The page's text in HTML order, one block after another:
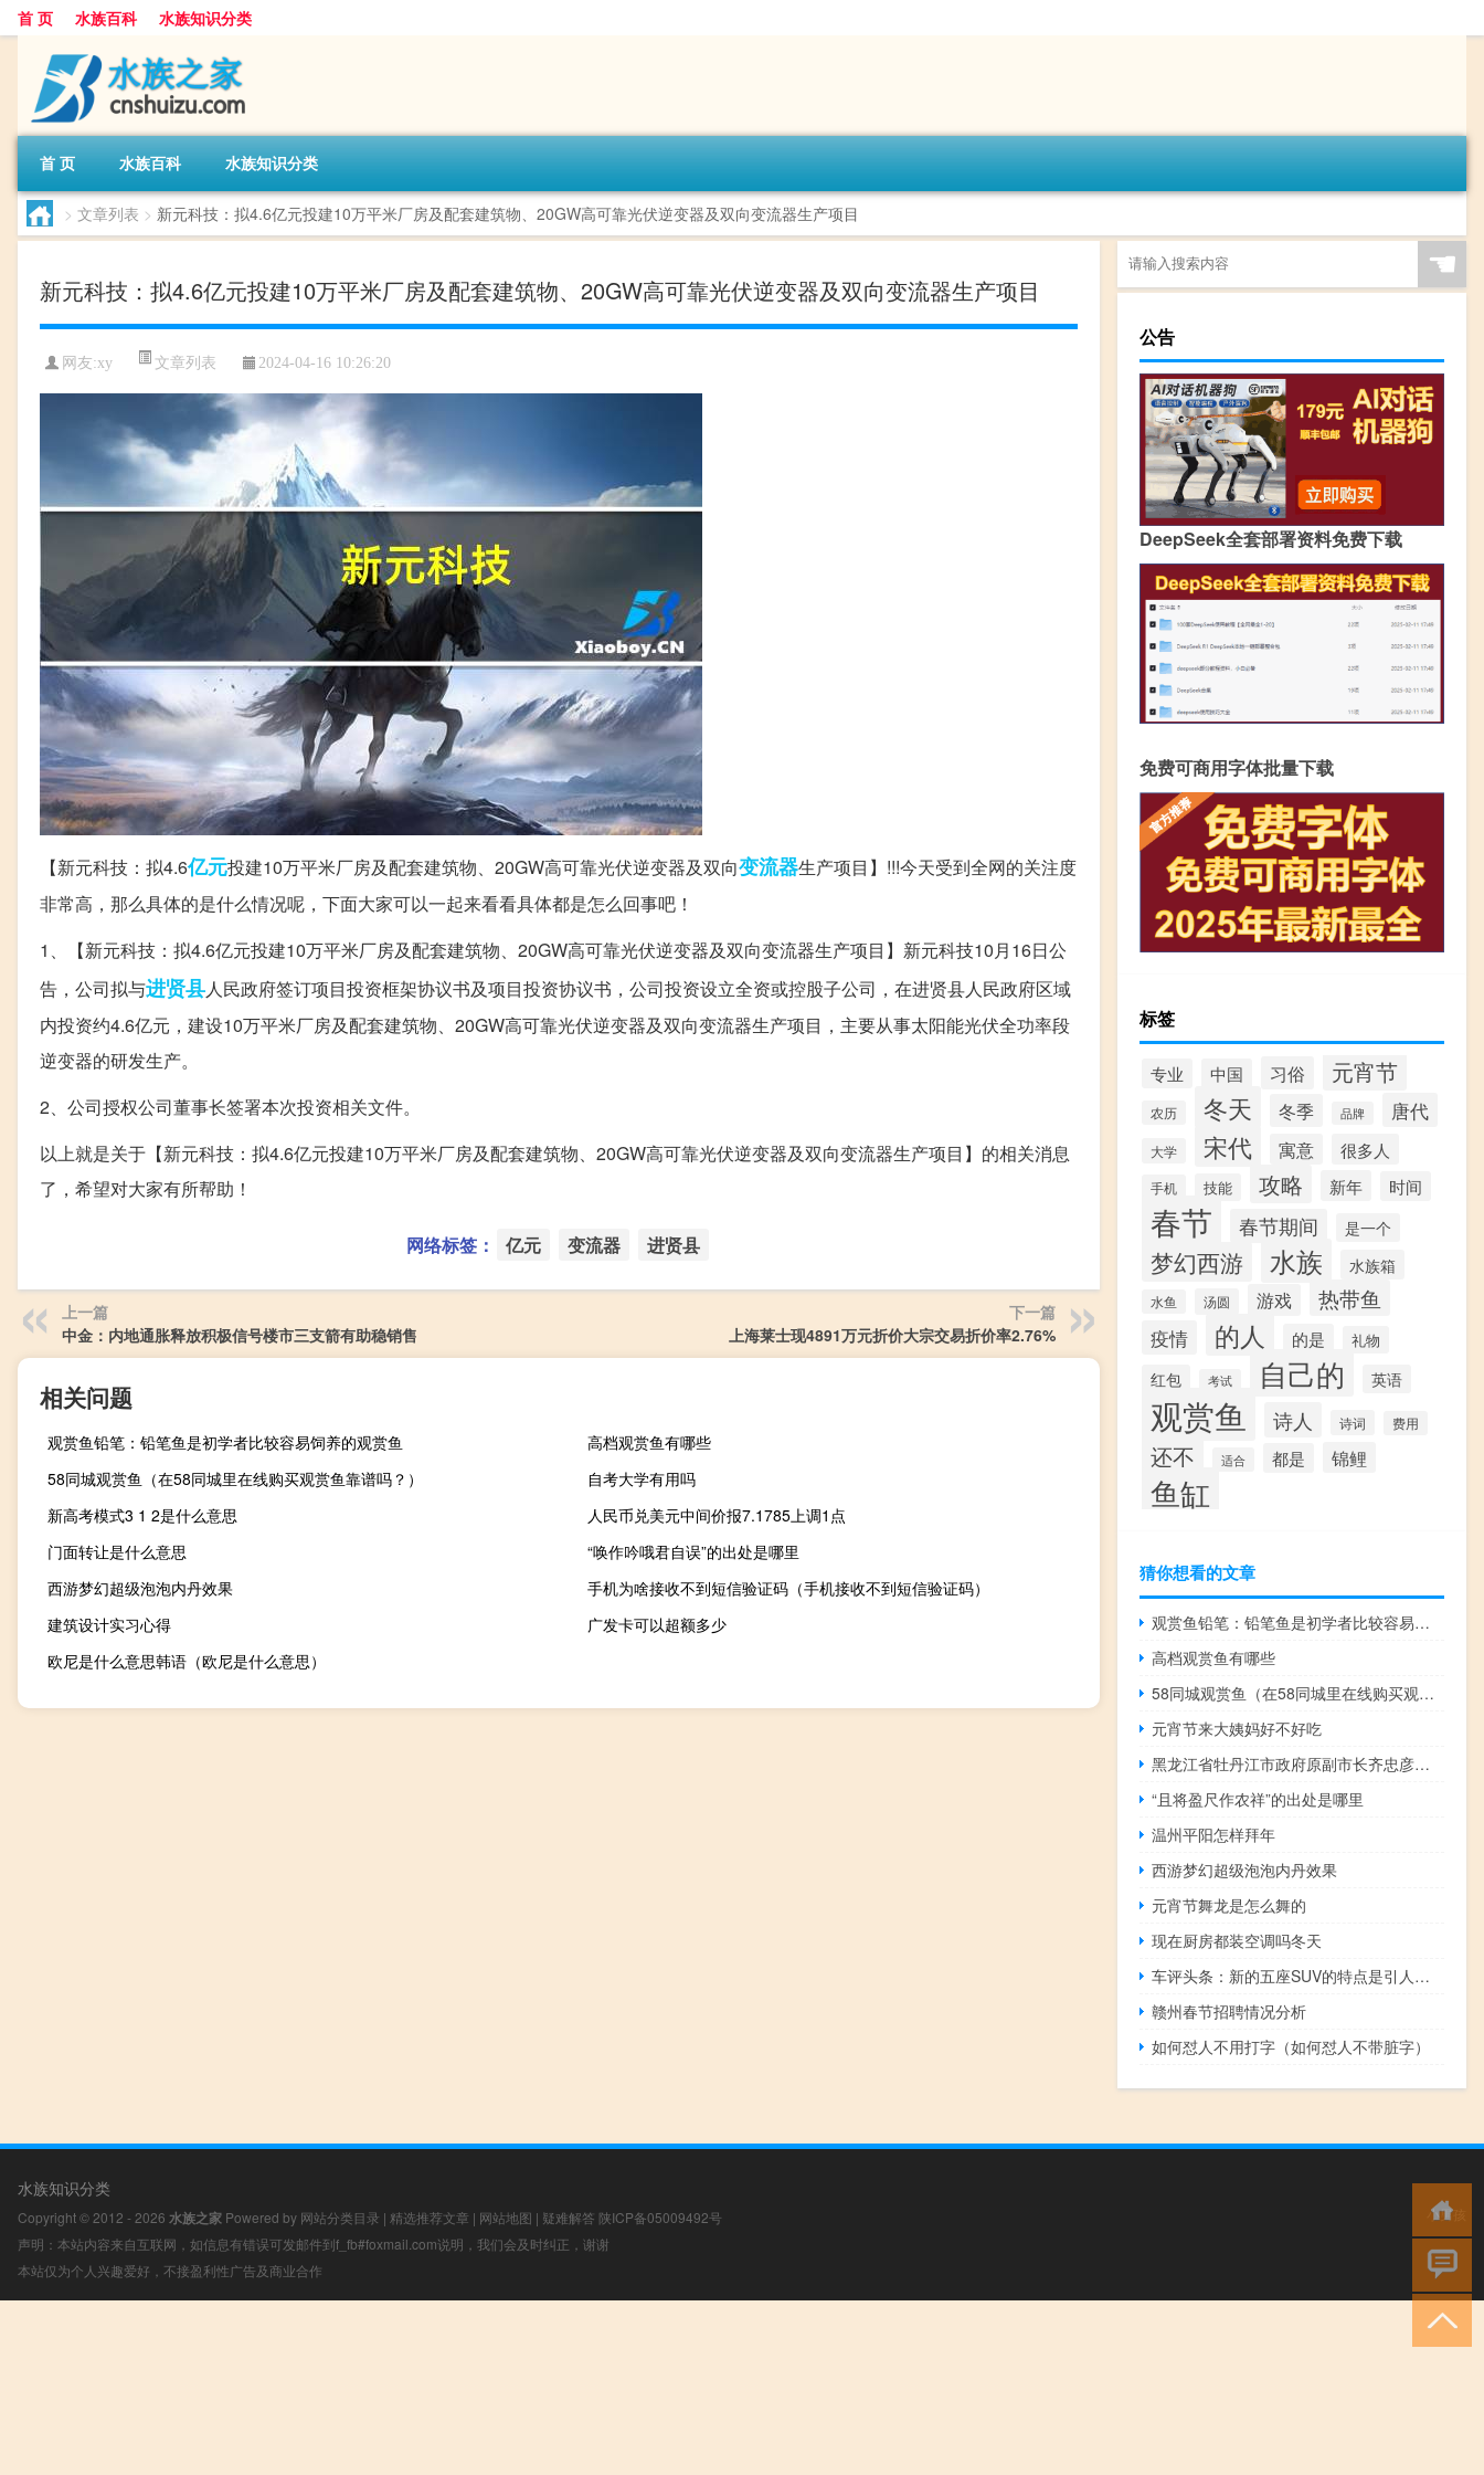
首 页 水族百科 水族知识分类
首 页 水族百科 水族知识分类
> 文章列表 > 新元科技：拟4.6亿元投建10万平米厂房及配套建筑物、20GW高可靠光伏逆变器及双向变流器生产项目
新元科技：拟4.6亿元投建10万平米厂房及配套建筑物、20GW高可靠光伏逆变器及双向变流器生产项目
网友:xy 文章列表 2024-04-16 10:26:20
【新元科技：拟4.6亿元投建10万平米厂房及配套建筑物、20GW高可靠光伏逆变器及双向变流器生产项目】!!!今天受到全网的关注度
非常高，那么具体的是什么情况呢，下面大家可以一起来看看具体都是怎么回事吧！
1、【新元科技：拟4.6亿元投建10万平米厂房及配套建筑物、20GW高可靠光伏逆变器及双向变流器生产项目】新元科技10月16日公
告，公司拟与进贤县人民政府签订项目投资框架协议书及项目投资协议书，公司投资设立全资或控股子公司，在进贤县人民政府区域
内投资约4.6亿元，建设10万平米厂房及配套建筑物、20GW高可靠光伏逆变器及双向变流器生产项目，主要从事太阳能光伏全功率段
逆变器的研发生产。
2、公司授权公司董事长签署本次投资相关文件。
以上就是关于【新元科技：拟4.6亿元投建10万平米厂房及配套建筑物、20GW高可靠光伏逆变器及双向变流器生产项目】的相关消息
了，希望对大家有所帮助！
网络标签： 亿元 变流器 进贤县
上一篇
中金：内地通胀释放积极信号楼市三支箭有助稳销售
下一篇
上海莱士现4891万元折价大宗交易折价率2.76%
相关问题
观赏鱼铅笔：铅笔鱼是初学者比较容易饲养的观赏鱼
高档观赏鱼有哪些
58同城观赏鱼（在58同城里在线购买观赏鱼靠谱吗？）
自考大学有用吗
新高考模式3 1 2是什么意思
人民币兑美元中间价报7.1785上调1点
门面转让是什么意思
“唤作吟哦君自误”的出处是哪里
西游梦幻超级泡泡内丹效果
手机为啥接收不到短信验证码（手机接收不到短信验证码）
建筑设计实习心得
广发卡可以超额多少
欧尼是什么意思韩语（欧尼是什么意思）
☚
公告
DeepSeek全套部署资料免费下载
免费可商用字体批量下载
标签
专业 中国 习俗 元宵节
农历 冬天 冬季 品牌 唐代
大学 宋代 寓意 很多人
手机 技能 攻略 新年 时间
春节 春节期间 是一个
梦幻西游 水族 水族箱
水鱼 汤圆 游戏 热带鱼
疫情 的人 的是 礼物
红包 考试 自己的 英语
观赏鱼 诗人 诗词 费用
还不 适合 都是 锦鲤
鱼缸
猜你想看的文章
观赏鱼铅笔：铅笔鱼是初学者比较容易饲养的观赏鱼
高档观赏鱼有哪些
58同城观赏鱼（在58同城里在线购买观赏鱼靠谱吗？）
元宵节来大姨妈好不好吃
黑龙江省牡丹江市政府原副市长齐忠彦接受纪律审查和监察调查
“且将盈尺作农祥”的出处是哪里
温州平阳怎样拜年
西游梦幻超级泡泡内丹效果
元宵节舞龙是怎么舞的
现在厨房都装空调吗冬天
车评头条：新的五座SUV的特点是引人注目的 轿式设计
赣州春节招聘情况分析
如何怼人不用打字（如何怼人不带脏字）
水族知识分类
Copyright © 2012 - 2026 水族之家 Powered by 网站分类目录 | 精选推荐文章 | 网站地图 | 疑难解答 陕ICP备05009492号
声明：本站内容来自互联网，如信息有错误可发邮件到f_fb#foxmail.com说明，我们会及时纠正，谢谢
本站仅为个人兴趣爱好，不接盈利性广告及商业合作
小男孩